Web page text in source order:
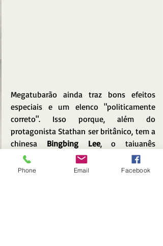
Megatubarão ainda traz bons efeitos
especiais e um elenco "politicamente
correto". Isso porque, além do
protagonista Stathan ser britânico, tem a
chinesa Bingbing Lee
Winston Chao
, o neozelandês Cliff Curtis
os australianos
Robert Taylor e Ruby
Phone Email Facebook